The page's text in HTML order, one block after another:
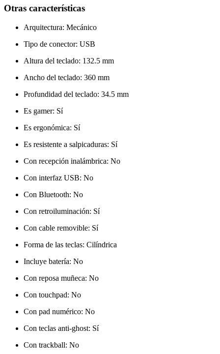
Otras características
Arquitectura: Mecánico
Tipo de conector: USB
Altura del teclado: 132.5 mm
Ancho del teclado: 360 mm
Profundidad del teclado: 34.5 mm
Es gamer: Sí
Es ergonómica: Sí
Es resistente a salpicaduras: Sí
Con recepción inalámbrica: No
Con interfaz USB: No
Con Bluetooth: No
Con retroiluminación: Sí
Con cable removible: Sí
Forma de las teclas: Cilíndrica
Incluye batería: No
Con reposa muñeca: No
Con touchpad: No
Con pad numérico: No
Con teclas anti-ghost: Sí
Con trackball: No